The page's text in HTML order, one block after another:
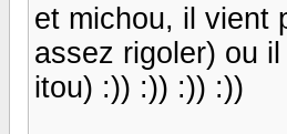
et michou, il vient
assez rigoler) ou
itou) :)) :)) :)) :))